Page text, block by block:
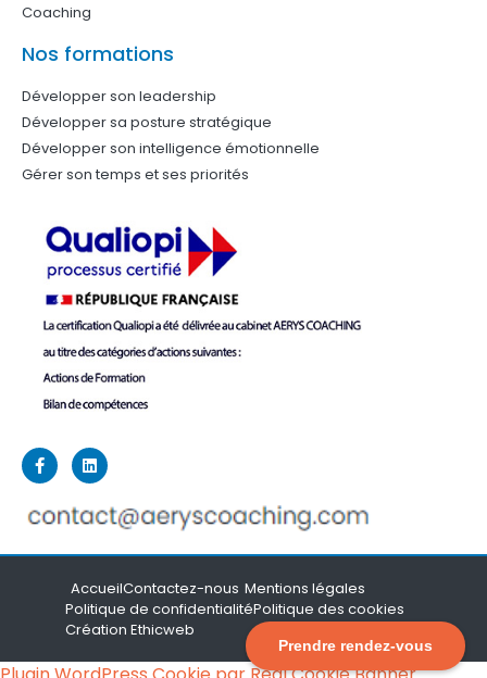
Prendre rendez-vous
Coaching
Nos formations
Développer son leadership
Développer sa posture stratégique
Développer son intelligence émotionnelle
Gérer son temps et ses priorités
AccueilContactez-nous Mentions légales
Politique de confidentialitéPolitique des cookies
Création Ethicweb